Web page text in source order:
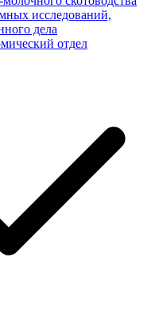
исследований,
дела
отдел